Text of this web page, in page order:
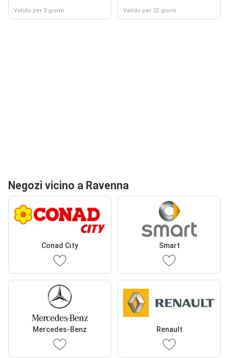
Valido per 3 giorni Valido per 22 giorni
Negozi vicino a Ravenna
Conad City Smart
Mercedes-Benz Renault